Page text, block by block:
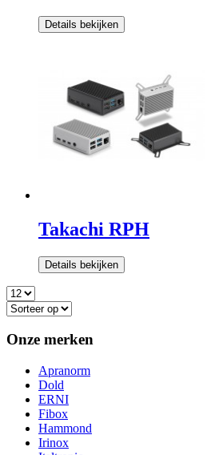
Details bekijken
Takachi RPH
Details bekijken
Onze merken
Apranorm
Dold
ERNI
Fibox
Hammond
Irinox